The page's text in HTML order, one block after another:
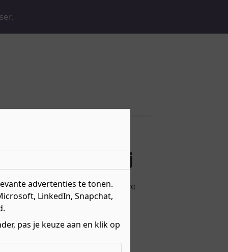
bakkerij
we voegen regelmatig nieuwe
advertenties te tonen.
LinkedIn, Snapchat,
pas je keuze aan en klik op